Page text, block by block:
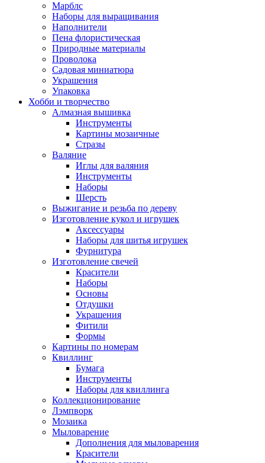
Марблс
Наборы для выращивания
Наполнители
Пена флористическая
Природные материалы
Проволока
Садовая миниатюра
Украшения
Упаковка
Хобби и творчество
Алмазная вышивка
Инструменты
Картины мозаичные
Стразы
Валяние
Иглы для валяния
Инструменты
Наборы
Шерсть
Выжигание и резьба по дереву
Изготовление кукол и игрушек
Аксессуары
Наборы для шитья игрушек
Фурнитура
Изготовление свечей
Красители
Наборы
Основы
Отдушки
Украшения
Фитили
Формы
Картины по номерам
Квиллинг
Бумага
Инструменты
Наборы для квиллинга
Коллекционирование
Лэмпворк
Мозаика
Мыловарение
Дополнения для мыловарения
Красители